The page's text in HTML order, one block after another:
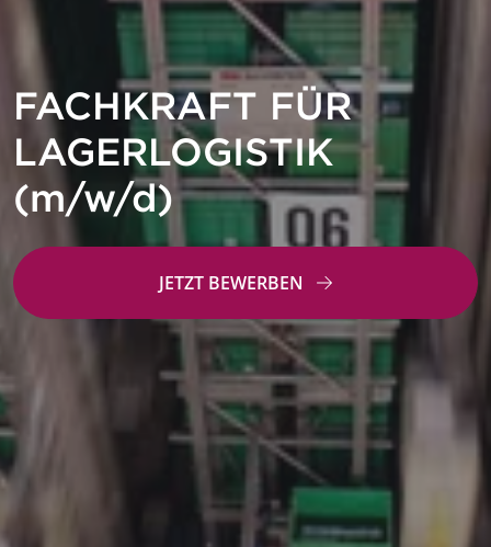
FACHKRAFT FÜR
LAGERLOGISTIK
(m/w/d)
JETZT BEWERBEN